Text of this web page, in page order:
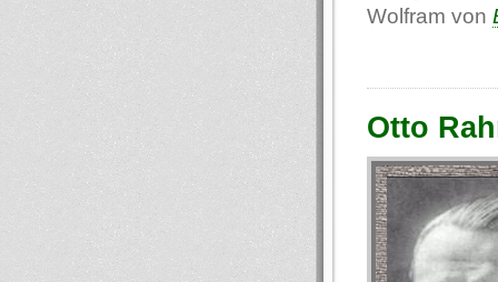
Wolfram von
Otto